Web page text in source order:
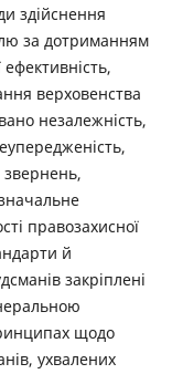
здійснення
за дотриманням
верховенства
незалежність,
звернень,
правозахисної
й
закріплені
щодо
ухвалених